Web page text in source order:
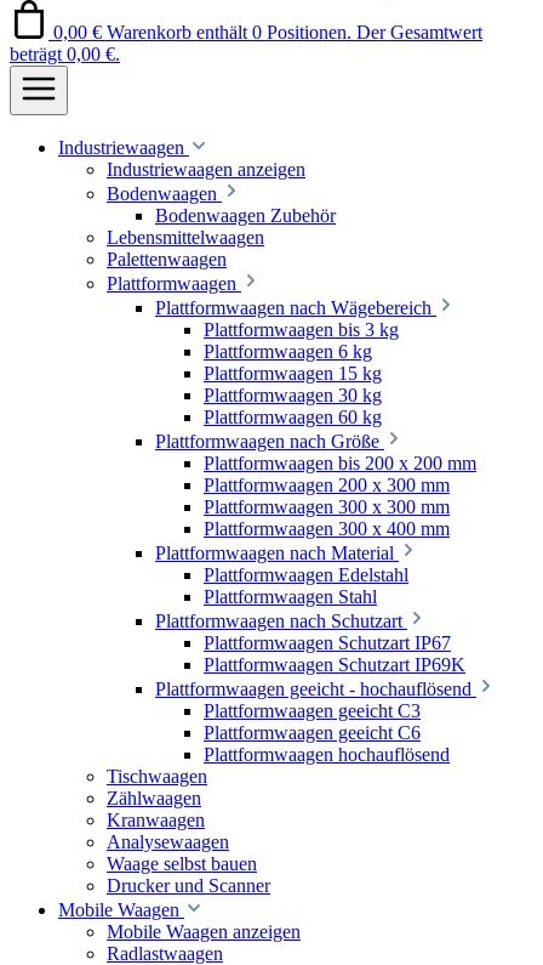
0,00 € Warenkorb enthält 0 Positionen. Der Gesamtwert
beträgt 0,00 €.
Industriewaagen
Industriewaagen anzeigen
Bodenwaagen
Bodenwaagen Zubehör
Lebensmittelwaagen
Palettenwaagen
Plattformwaagen
Plattformwaagen nach Wägebereich
Plattformwaagen bis 3 kg
Plattformwaagen 6 kg
Plattformwaagen 15 kg
Plattformwaagen 30 kg
Plattformwaagen 60 kg
Plattformwaagen nach Größe
Plattformwaagen bis 200 x 200 mm
Plattformwaagen 200 x 300 mm
Plattformwaagen 300 x 300 mm
Plattformwaagen 300 x 400 mm
Plattformwaagen nach Material
Plattformwaagen Edelstahl
Plattformwaagen Stahl
Plattformwaagen nach Schutzart
Plattformwaagen Schutzart IP67
Plattformwaagen Schutzart IP69K
Plattformwaagen geeicht - hochauflösend
Plattformwaagen geeicht C3
Plattformwaagen geeicht C6
Plattformwaagen hochauflösend
Tischwaagen
Zählwaagen
Kranwaagen
Analysewaagen
Waage selbst bauen
Drucker und Scanner
Mobile Waagen
Mobile Waagen anzeigen
Radlastwaagen